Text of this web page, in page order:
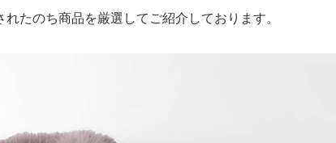
たのち商品を厳選してご紹介しております。